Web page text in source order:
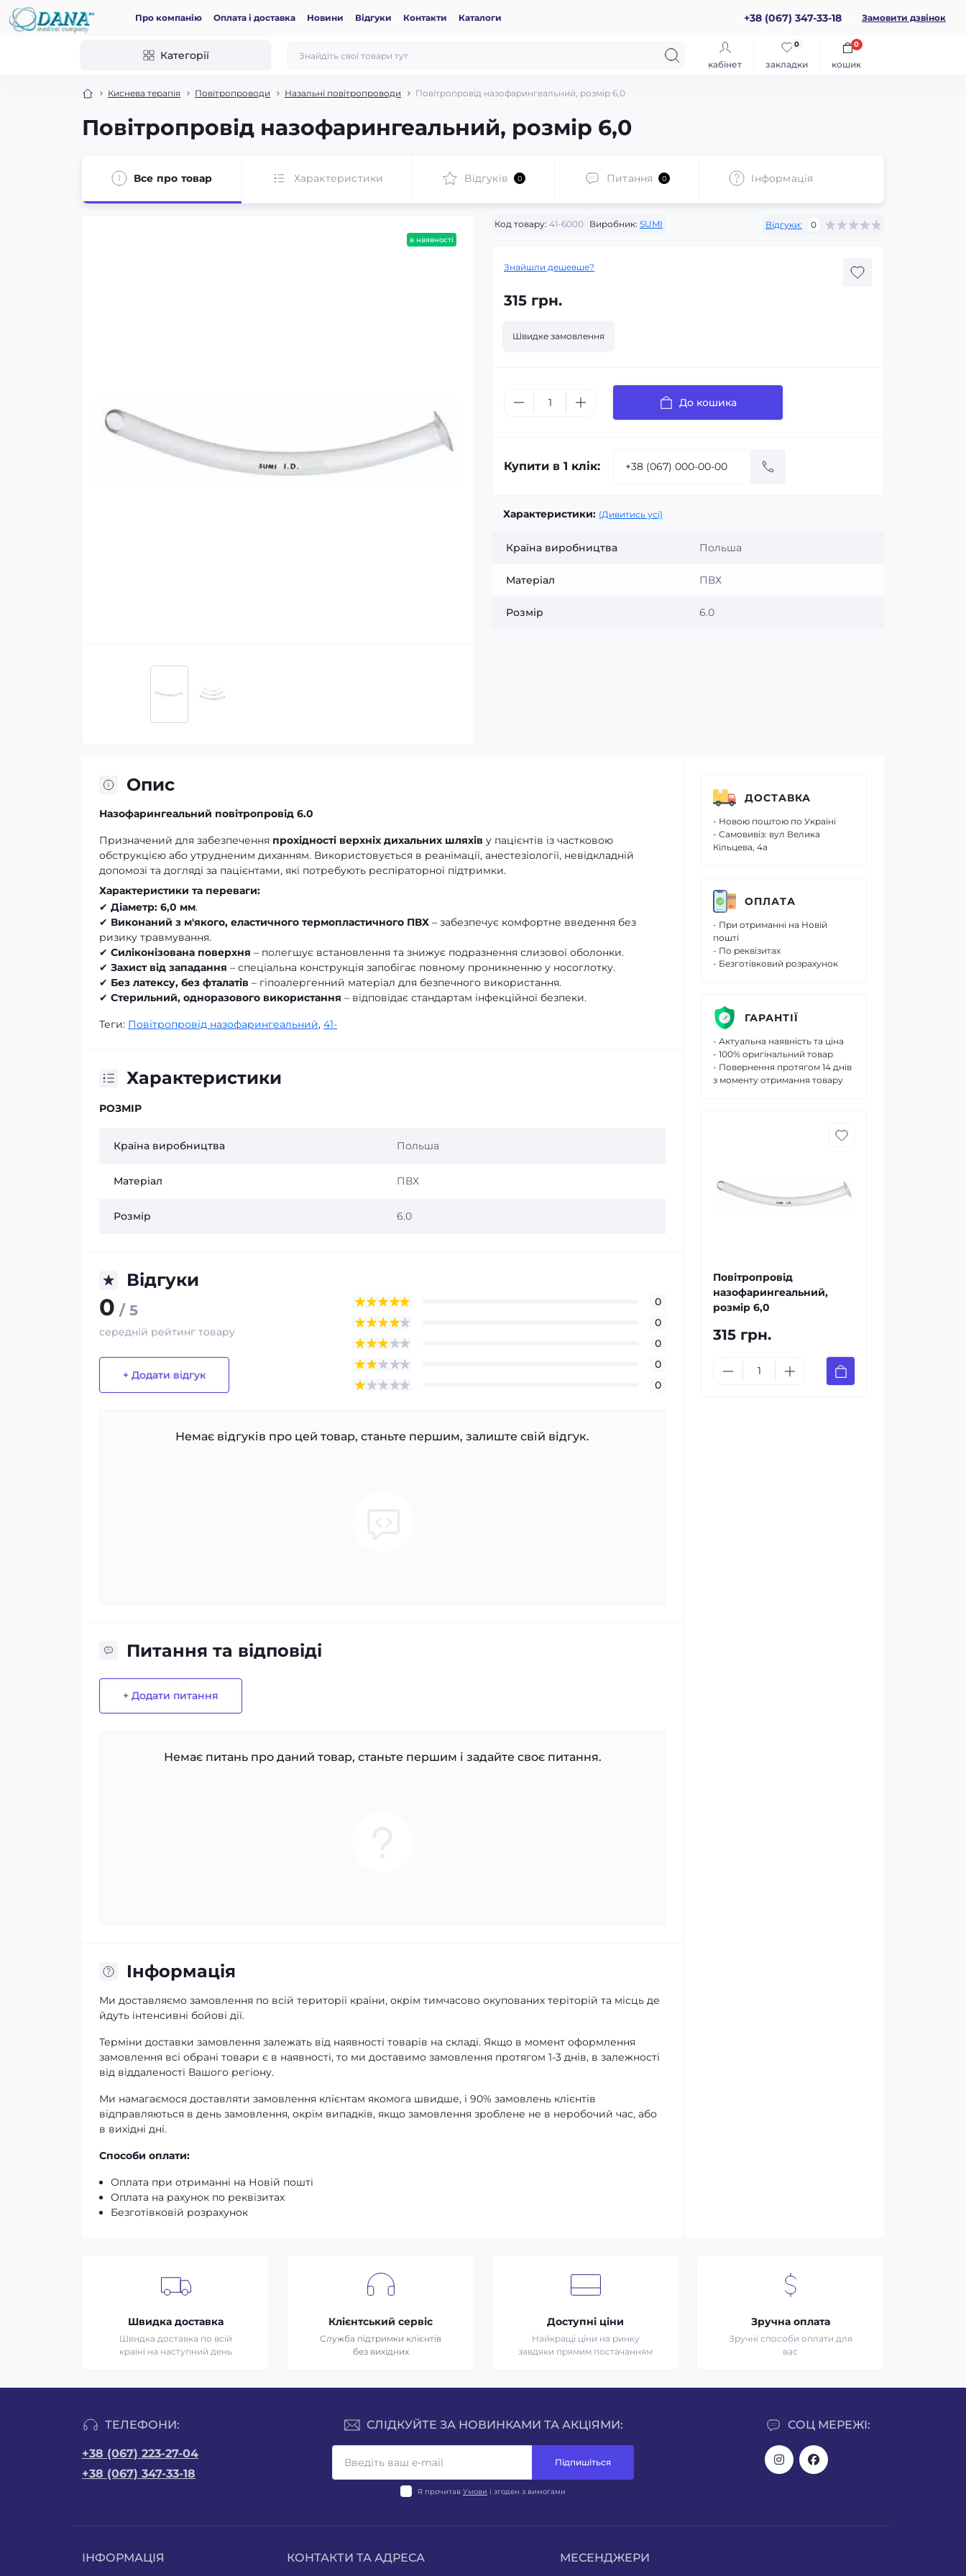
Про компанію Оплата і доставка Новини Відгуки Контакти Каталоги +38 (067) 347-33-18 Замовити дзвінок
Категорії
кабінет закладки
0
кошик
0
Киснева терапія Повітропроводи Назальні повітропроводи Повітропровід назофарингеальний, розмір 6,0
Повітропровід назофарингеальний, розмір 6,0
Все про товар Характеристики Відгуків 0 Питання 0 Iнформація
в наявності
Код товару: 41-6000 Виробник: SUMI Відгуки: 0
Знайшли дешевше?
315 грн.
Швидке замовлення
До кошика
Купити в 1 клік:
Характеристики: (Дивитись усі)
Країна виробництва Польша
Матеріал ПВХ
Розмір 6.0
Опис
Назофарингеальний повітропровід 6.0
Призначений для забезпечення прохідності верхніх дихальних шляхів у пацієнтів із частковою
обструкцією або утрудненим диханням. Використовується в реанімації, анестезіології, невідкладній
допомозі та догляді за пацієнтами, які потребують респіраторної підтримки.
Характеристики та переваги:
✔ Діаметр: 6,0 мм.
✔ Виконаний з м'якого, еластичного термопластичного ПВХ – забезпечує комфортне введення без
ризику травмування.
✔ Силіконізована поверхня – полегшує встановлення та знижує подразнення слизової оболонки.
✔ Захист від западання – спеціальна конструкція запобігає повному проникненню у носоглотку.
✔ Без латексу, без фталатів – гіпоалергенний матеріал для безпечного використання.
✔ Стерильний, одноразового використання – відповідає стандартам інфекційної безпеки.
Теги: Повітропровід назофарингеальний, 41-
Характеристики
РОЗМІР
Країна виробництва Польша
Матеріал ПВХ
Розмір 6.0
Відгуки
0 / 5
середній рейтинг товару
+ Додати відгук
0
0
0
0
0
Немає відгуків про цей товар, станьте першим, залиште свій відгук.
Питання та відповіді
+ Додати питання
Немає питань про даний товар, станьте першим і задайте своє питання.
Iнформація
Ми доставляємо замовлення по всій території країни, окрім тимчасово окупованих теріторій та місць де
йдуть інтенсивні бойові дії.
Терміни доставки замовлення залежать від наявності товарів на складі. Якщо в момент оформлення
замовлення всі обрані товари є в наявності, то ми доставимо замовлення протягом 1-3 днів, в залежності
від віддаленості Вашого регіону.
Ми намагаємося доставляти замовлення клієнтам якомога швидше, і 90% замовлень клієнтів
відправляються в день замовлення, окрім випадків, якщо замовлення зроблене не в неробочий час, або
в вихідні дні.
Способи оплати:
Оплата при отриманні на Новій пошті
Оплата на рахунок по реквізитах
Безготівковій розрахунок
ДОСТАВКА
- Новою поштою по Україні
- Самовивіз: вул Велика
Кільцева, 4а
ОПЛАТА
- При отриманні на Новій
пошті
- По реквізитах
- Безготівковий розрахунок
ГАРАНТІЇ
- Актуальна наявність та ціна
- 100% оригінальний товар
- Повернення протягом 14 днів
з моменту отримання товару
Повітропровід
назофарингеальний,
розмір 6,0
315 грн.
Швидка доставка
Швидка доставка по всій
країні на наступний день
Клієнтський сервіс
Служба підтримки клієнтів
без вихідних
Доступні ціни
Найкращі ціни на ринку
завдяки прямим постачанням
Зручна оплата
Зручні способи оплати для
вас
ТЕЛЕФОНИ:
+38 (067) 223-27-04
+38 (067) 347-33-18
СОЦ МЕРЕЖІ:
СЛІДКУЙТЕ ЗА НОВИНКАМИ ТА АКЦІЯМИ:
Підпишіться
Я прочитав Умови і згоден з вимогами
ІНФОРМАЦІЯ КОНТАКТИ ТА АДРЕСА МЕСЕНДЖЕРИ